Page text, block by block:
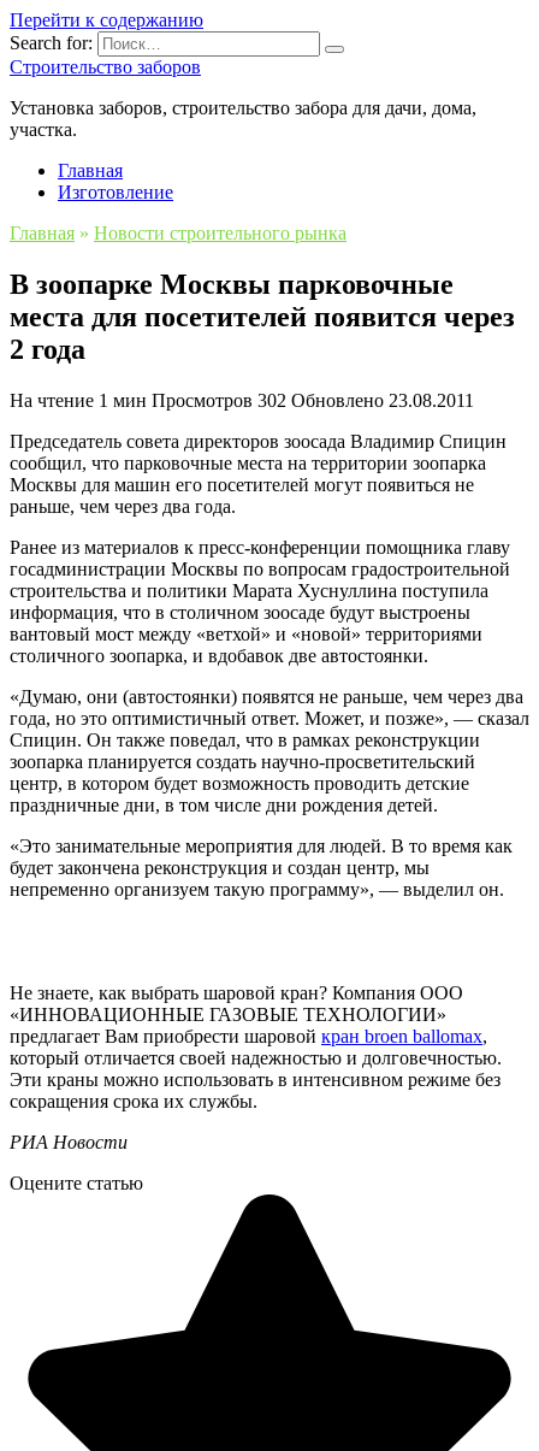
Перейти к содержанию
Search for:
Строительство заборов
Установка заборов, строительство забора для дачи, дома,
участка.
Главная
Изготовление
Главная » Новости строительного рынка
В зоопарке Москвы парковочные
места для посетителей появится через
2 года
На чтение 1 мин Просмотров 302 Обновлено 23.08.2011
Председатель совета директоров зоосада Владимир Спицин
сообщил, что парковочные места на территории зоопарка
Москвы для машин его посетителей могут появиться не
раньше, чем через два года.
Ранее из материалов к пресс-конференции помощника главу
госадминистрации Москвы по вопросам градостроительной
строительства и политики Марата Хуснуллина поступила
информация, что в столичном зоосаде будут выстроены
вантовый мост между «ветхой» и «новой» территориями
столичного зоопарка, и вдобавок две автостоянки.
«Думаю, они (автостоянки) появятся не раньше, чем через два
года, но это оптимистичный ответ. Может, и позже», — сказал
Спицин. Он также поведал, что в рамках реконструкции
зоопарка планируется создать научно-просветительский
центр, в котором будет возможность проводить детские
праздничные дни, в том числе дни рождения детей.
«Это занимательные мероприятия для людей. В то время как
будет закончена реконструкция и создан центр, мы
непременно организуем такую программу», — выделил он.
Не знаете, как выбрать шаровой кран? Компания ООО
«ИННОВАЦИОННЫЕ ГАЗОВЫЕ ТЕХНОЛОГИИ»
предлагает Вам приобрести шаровой кран broen ballomax,
который отличается своей надежностью и долговечностью.
Эти краны можно использовать в интенсивном режиме без
сокращения срока их службы.
РИА Новости
Оцените статью